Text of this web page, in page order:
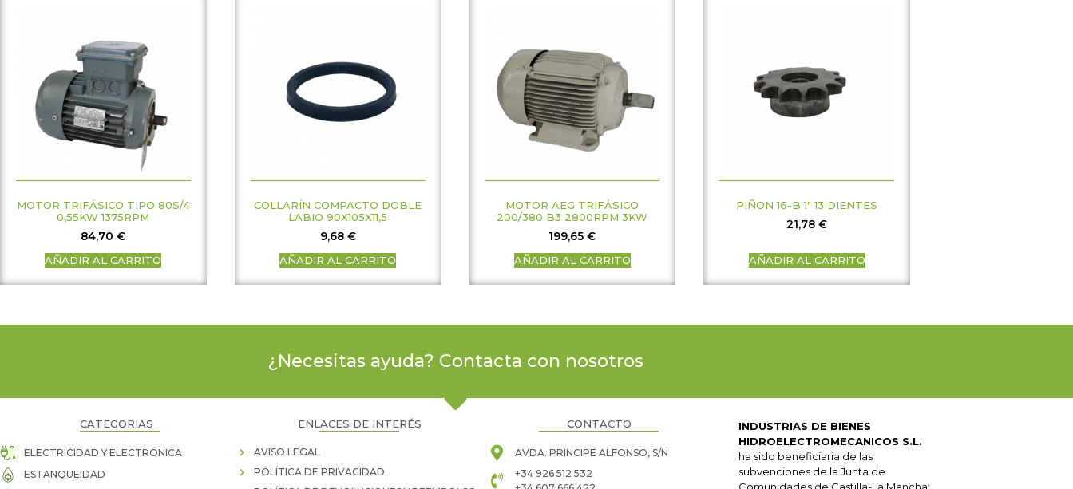
MOTOR TRIFÁSICO TIPO 80S/4
0,55KW 1375RPM
84,70€
AÑADIR AL CARRITO
COLLARÍN COMPACTO DOBLE
LABIO 90X105X11,5
9,68 €
AÑADIR AL CARRITO
MOTOR AEG TRIFÁSICO
200/380 B3 2800RPM 3KW
199,65€
AÑADIR AL CARRITO
PIÑON 16-B 1″ 13 DIENTES
21,78€
AÑADIR AL CARRITO
¿Necesitas ayuda? Contacta con nosotros
CATEGORIAS
ELECTRICIDAD Y ELECTRÓNICA
ESTANQUEIDAD
ENLACES DE INTERÉS
AVISO LEGAL
POLÍTICA DE PRIVACIDAD
CONTACTO
AVDA. PRINCIPE ALFONSO, S/N
+34 926 512 532
INDUSTRIAS DE BIENES
HIDROELECTROMECANICOS S.L.
ha sido beneficiaria de las
subvenciones de la Junta de